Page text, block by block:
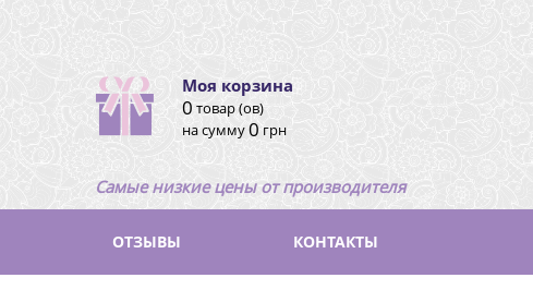
Моя корзина
0 товар (ов)
на сумму0 грн
Самые низкие цены от производителя
ОТЗЫВЫ КОНТАКТЫ